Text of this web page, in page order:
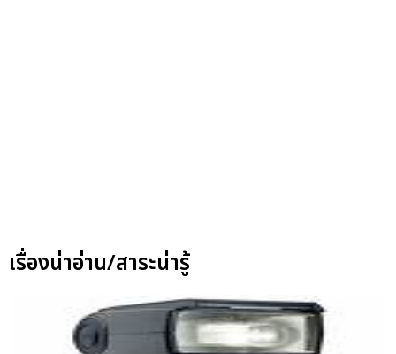
เรื่องน่าอ่าน/สาระน่ารู้